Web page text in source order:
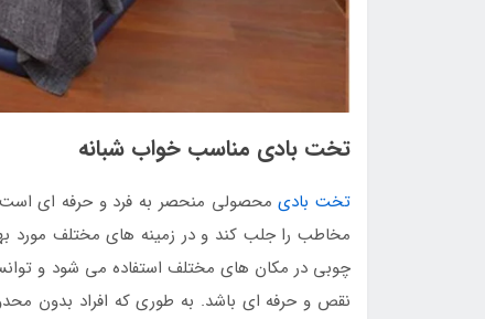
تخت بادی مناسب خواب شبانه
تخت بادیمحصولی منحصر به فرد و حرفه ای است
مخاطب را جلب کند و در زمینه های مختلف مورد
چوبی در مکان های مختلف استفاده می شود و
نقص و حرفه ای باشد. به طوری که افراد بدون